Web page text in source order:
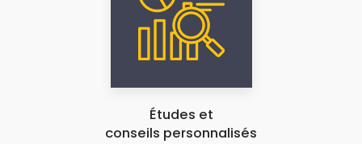
Études et
conseils personnalisés